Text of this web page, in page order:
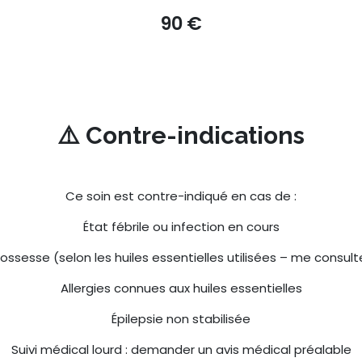
90 €
⚠️ Contre-indications
Ce soin est contre-indiqué en cas de :
État fébrile ou infection en cours
(selon les huiles essentielles utilisées – me
Allergies connues aux huiles essentielles
Épilepsie non stabilisée
Suivi médical lourd : demander un avis médical préalable